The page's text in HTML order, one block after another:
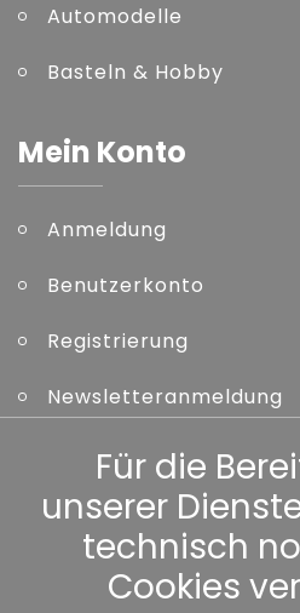
Automodelle
Basteln & Hobby
Mein Konto
Anmeldung
Benutzerkonto
Registrierung
Newsletteranmeldung
Kennwort vergessen
Sonstiges
Für die
unserer
technisch
Cookies